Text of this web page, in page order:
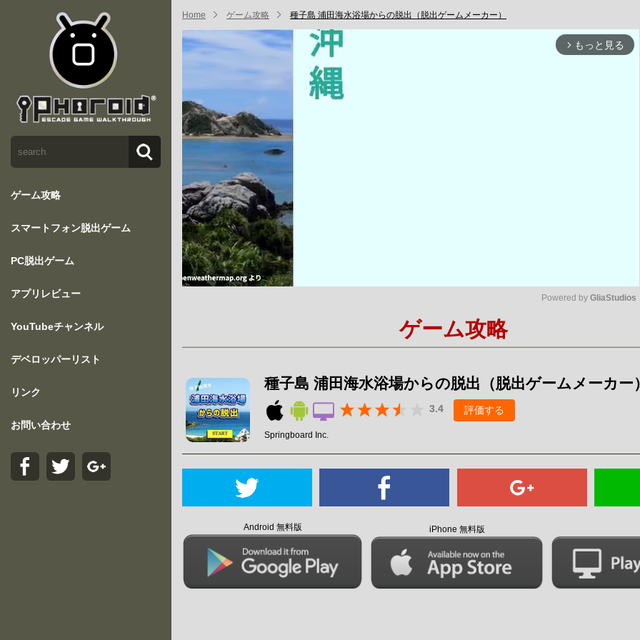
ゲーム攻略
スマートフォン脱出ゲーム
PC脱出ゲーム
アプリレビュー
YouTubeチャンネル
デベロッパーリスト
リンク
お問い合わせ
Home ゲーム攻略 種子島 浦田海水浴場からの脱出（脱出ゲームメーカー）
arrow_forward_ios もっと見る
Powered by GliaStudios
ゲーム攻略
種子島 浦田海水浴場からの脱出（脱出ゲームメーカー
3.4 評価する
Springboard Inc.
Android 無料版 iPhone 無料版